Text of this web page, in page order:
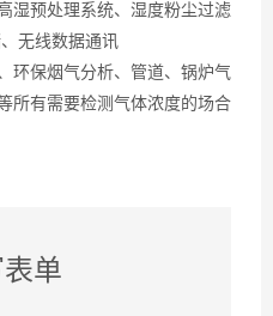
湿预处理系统、湿度粉尘过滤
无线数据通讯
环保烟气分析、管道、锅炉气
所有需要检测气体浓度的场合
单